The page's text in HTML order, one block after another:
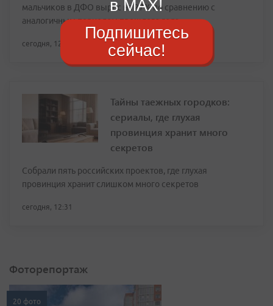
мальчиков в ДФО вырос на 27% по сравнению с
аналогичным периодом прошлого года
сегодня, 12:34
Тайны таежных городков:
сериалы, где глухая
провинция хранит много
секретов
Собрали пять российских проектов, где глухая
провинция хранит слишком много секретов
сегодня, 12:31
Фоторепортаж
20 фото
в MAX!
Подпишитесь
сейчас!